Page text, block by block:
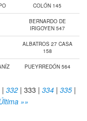
COLÓN 145
BERNARDO DE
IRIGOYEN 547
ALBATROS 27 CASA
158
PUEYRREDÓN 564
| 332 | 333 | 334 | 335 |
»»